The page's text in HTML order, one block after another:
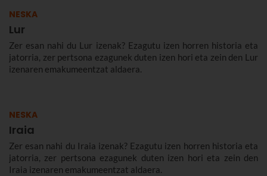
NESKA
Lur
Zer esan nahi du Lur izenak? Ezagutu izen horren historia eta
jatorria, zer pertsona ezagunek duten izen hori eta zein den Lur
izenaren emakumeentzat aldaera.
NESKA
Iraia
Zer esan nahi du Iraia izenak? Ezagutu izen horren historia eta
jatorria, zer pertsona ezagunek duten izen hori eta zein den
Iraia izenaren emakumeentzat aldaera.